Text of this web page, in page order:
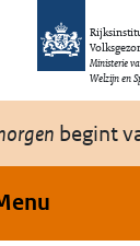
gaan
Ministerie
Welzijn en
begint